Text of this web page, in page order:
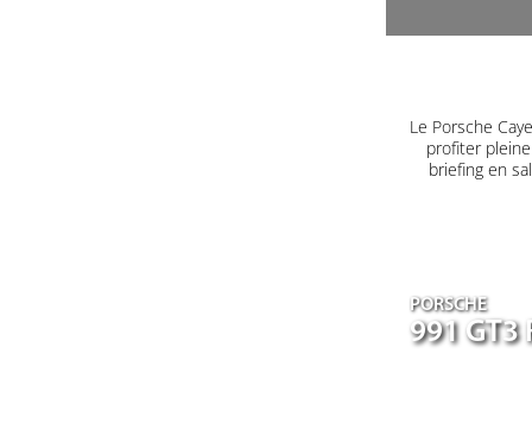
Le Porsche
profiter
briefing en
PORSCHE
991 GT3